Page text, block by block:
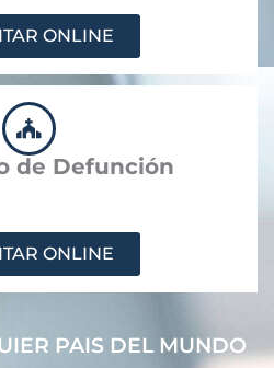
ONLINE
de Defunción
ONLINE
PAIS DEL MUNDO